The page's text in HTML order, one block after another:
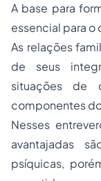
A base para
essencial para
As relações
de seus
situações de
componentes
Nesses
avantajadas
psíquicas,